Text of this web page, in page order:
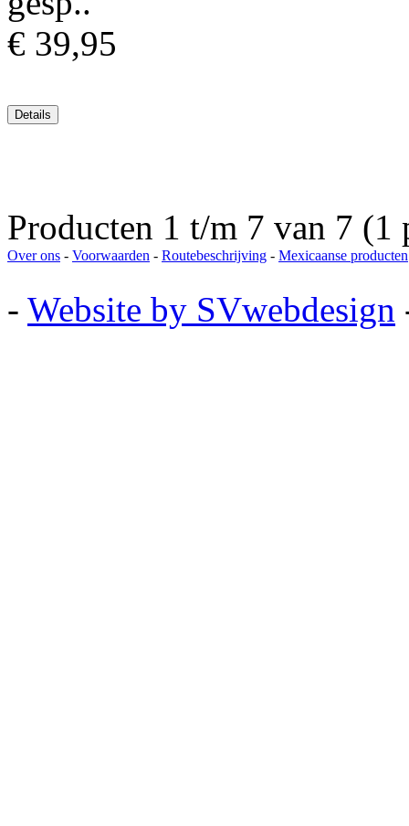
€ 39,95
Producten 1 t/m 7 van 7 (1
Over ons - Voorwaarden - Routebeschrijving - Mexicaanse producten
- Website by SVwebdesign